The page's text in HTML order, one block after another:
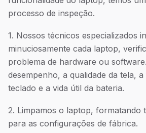
processo de inspeção.
1. Nossos técnicos especializados
minuciosamente cada laptop,
problema de hardware ou
desempenho, a qualidade da tela,
teclado e a vida útil da bateria.
2. Limpamos o laptop, formatando
para as configurações de fábrica.